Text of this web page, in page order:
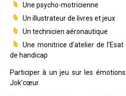
Une psycho-motricienne
Un illustrateur de livres et jeux
Un technicien aéronautique
Une monitrice d’atelier de
de handicap
Participer à un jeu sur les
Jok’cœur.